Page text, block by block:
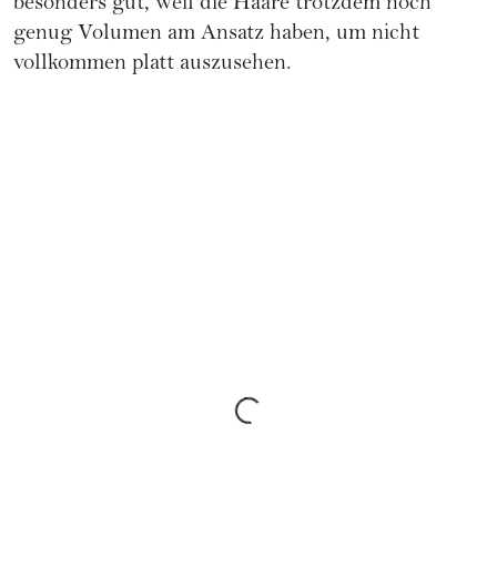
besonders gut, weil die Haare trotzdem noch
genug Volumen am Ansatz haben, um nicht
vollkommen platt auszusehen.